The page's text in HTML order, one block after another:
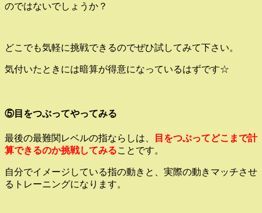
のではないでしょうか？
どこでも気軽に挑戦できるのでぜひ試してみて下さい。
気付いたときには暗算が得意になっているはずです☆
⑤目をつぶってやってみる
最後の最難関レベルの指ならしは、
目をつぶってどこまで計
算できるのか挑戦してみることです。
自分でイメージしている指の動きと、実際の動きマッチさせ
るトレーニングになります。